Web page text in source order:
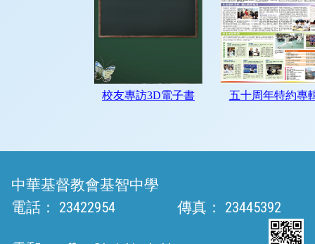
中華基督教會基智中學
電話：
23422954 傳真： 23445392